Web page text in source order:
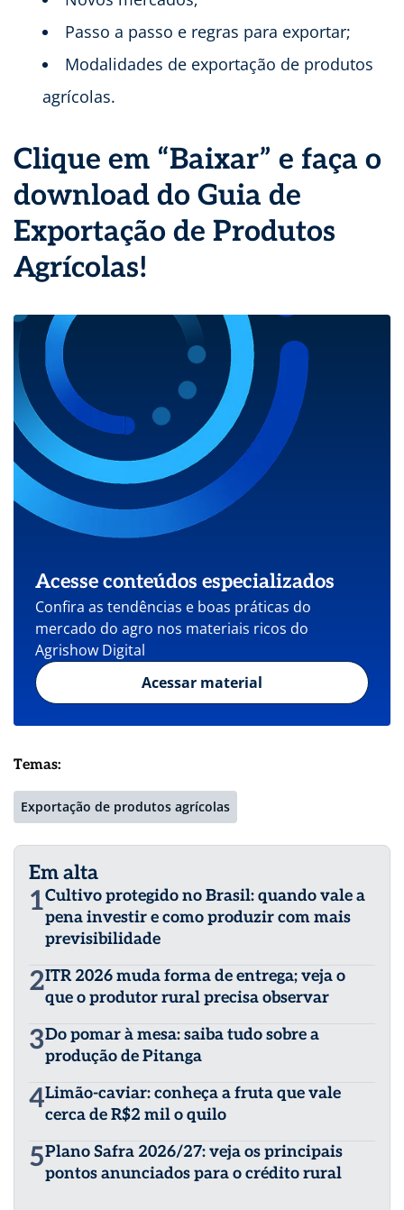
Passo a passo e regras para exportar;
Modalidades de exportação de produtos
agrícolas.
Clique em “Baixar” e faça o
download do Guia de
Exportação de Produtos
Agrícolas!
Acesse conteúdos especializados
Confira as tendências e boas práticas do
mercado do agro nos materiais ricos do
Agrishow Digital
Acessar material
Temas:
Exportação de produtos agrícolas
Em alta
1Cultivo protegido no Brasil: quando vale a
pena investir e como produzir com mais
previsibilidade
2ITR 2026 muda forma de entrega; veja o
que o produtor rural precisa observar
3Do pomar à mesa: saiba tudo sobre a
produção de Pitanga
4Limão-caviar: conheça a fruta que vale
cerca de R$2 mil o quilo
5Plano Safra 2026/27: veja os principais
pontos anunciados para o crédito rural